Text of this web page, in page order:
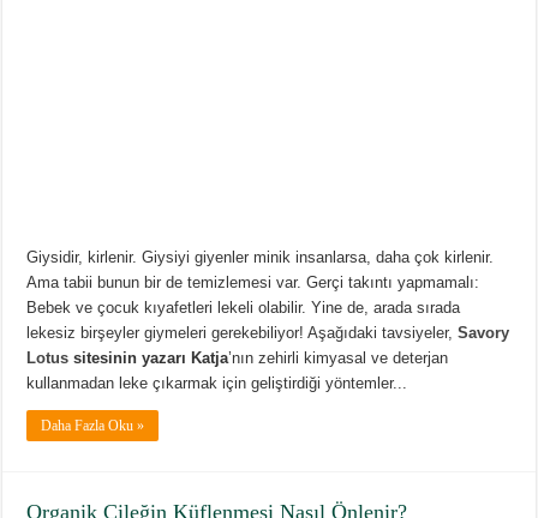
Giysidir, kirlenir. Giysiyi giyenler minik insanlarsa, daha çok kirlenir.
Ama tabii bunun bir de temizlemesi var. Gerçi takıntı yapmamalı:
Bebek ve çocuk kıyafetleri lekeli olabilir. Yine de, arada sırada
lekesiz birşeyler giymeleri gerekebiliyor! Aşağıdaki tavsiyeler,Savory
Lotus sitesinin yazarı Katja’nın zehirli kimyasal ve deterjan
kullanmadan leke çıkarmak için geliştirdiği yöntemler...
Daha Fazla Oku »
Organik Çileğin Küflenmesi Nasıl Önlenir?